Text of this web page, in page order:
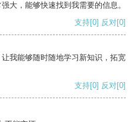
大，能够快速找到我需要的信息。
支持[0] 反对[0]
我能够随时随地学习新知识，拓宽
支持[0] 反对[0]